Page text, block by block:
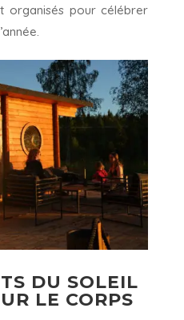
organisés pour célébrer
DU SOLEIL
LE CORPS